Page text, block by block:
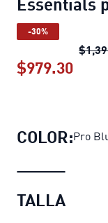
-30%
$979.30
COLOR:Pro
TALLA